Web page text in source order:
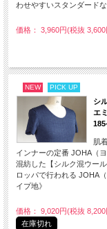
わせやすいスタンダード
価格： 3,960円(税抜 3,600
NEW PICK UP
シ
エ
肌
インナーの定番 JOHA（
混紡した【シルク混ウー
ロッパで行われる JOHA
イプ地》
価格： 9,020円(税抜 8,200
在庫切れ